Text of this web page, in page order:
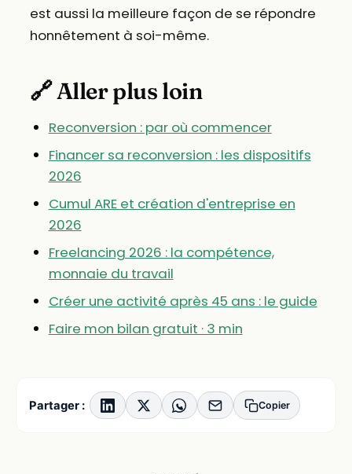
est aussi la meilleure façon de se répondre
honnêtement à soi-même.
🔗 Aller plus loin
Reconversion : par où commencer
Financer sa reconversion : les dispositifs
2026
Cumul ARE et création d'entreprise en
2026
Freelancing 2026 : la compétence,
monnaie du travail
Créer une activité après 45 ans : le guide
Faire mon bilan gratuit · 3 min
Partager : Copier